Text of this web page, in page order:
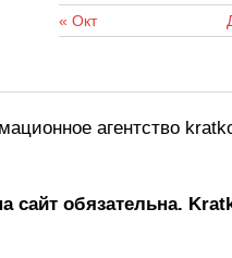
« Окт
агентство
сайт обязательна.